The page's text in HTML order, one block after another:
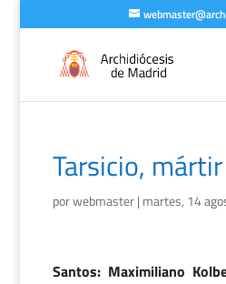
Tarsicio,
porwebmaster| martes, 14
Santos: Maximiliano